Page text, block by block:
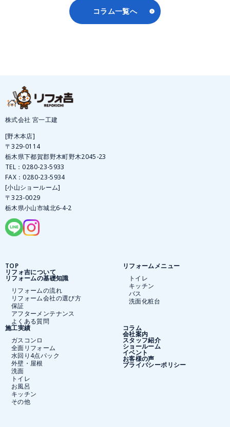
コラム一覧へ
株式会社 宮一工建
[野木本店]
〒329-0114
栃木県下都賀郡野木町野木2045-23
TEL：0280-23-5933
FAX：0280-23-5934
[小山ショールーム]
〒323-0029
栃木県小山市城北6-4-2
TOP
リフォ吉について
リフォームの基礎知識
リフォームの流れ
リフォーム会社の選び方
保証
アフターメンテナンス
よくある質問
リフォームメニュー
トイレ
キッチン
バス
洗面化粧台
施工実績
ガスコンロ
全面リフォーム
水回り4点パック
外壁・屋根
洗面
トイレ
お風呂
キッチン
その他
コラム
会社案内
スタッフ紹介
ショールーム
イベント
お客様の声
プライバシーポリシー